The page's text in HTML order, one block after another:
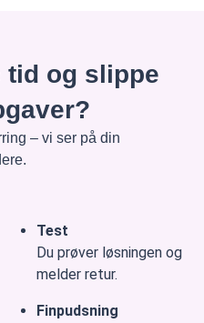
tid og slippe
– vi ser på din
Test
Du prøver løsningen og
melder retur.
Finpudsning